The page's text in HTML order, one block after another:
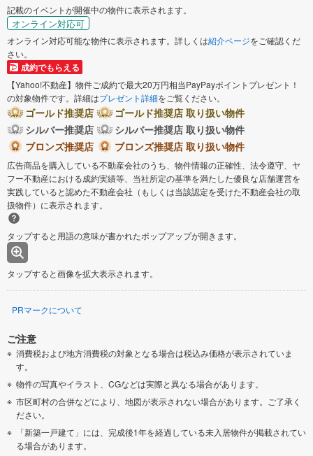
記載のイベントが開催中の物件に表示されます。
オンライン対応可
オンライン対応可能な物件に表示されます。詳しくは紹介ページをご確認くだ
さい。
成約でもらえる
【Yahoo!不動産】物件ご成約で最大20万円相当PayPayポイントプレゼント！
の対象物件です。詳細はプレゼント詳細をご覧ください。
ゴールド推奨店
ゴールド推奨店 取り扱い物件
シルバー推奨店
シルバー推奨店 取り扱い物件
ブロンズ推奨店
ブロンズ推奨店 取り扱い物件
広告商品を購入している不動産会社のうち、物件情報の正確性、法令遵守、ヤ
フー不動産における成約実績等、当社所定の基準を満たした優良な店舗運営を
実践していると認めた不動産会社（もしくは当該認定を受けた不動産会社の取
扱物件）に表示されます。
タップすると用語の意味が書かれたポップアップが開きます。
タップすると画像を拡大表示されます。
PRマークについて
ご注意
消費税および地方消費税の対象となる場合は税込み価格が表示されていま
す。
物件の写真やイラスト、CGなどは実際と異なる場合があります。
市区町村の合併などにより、地図が表示されない場合があります。ご了承く
ださい。
「新築一戸建て」には、完成後1年を経過している未入居物件が掲載されてい
る場合があります。